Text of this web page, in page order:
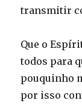
transmitir
Que o
todos para
pouquinho
por isso